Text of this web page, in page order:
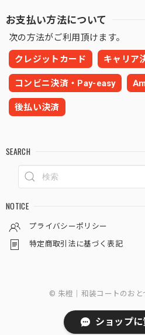
お支払い方法について
次の方法がご利用頂けます。
クレジットカード キャリア
コンビニ決済・Pay-easy
後払い決済
SEARCH
NOTICE
プライバシーポリシー
特定商取引法に基づく表記
© 朱橙｜和装コートのおと
ショップに